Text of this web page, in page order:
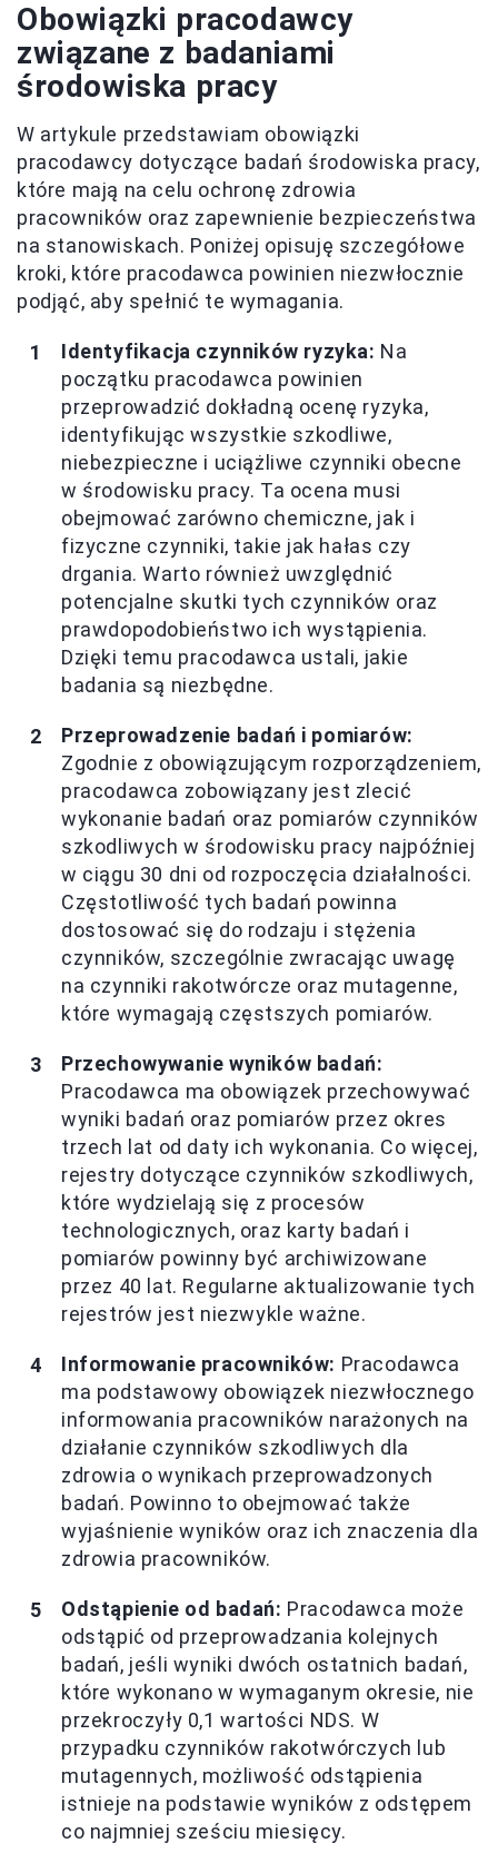
Obowiązki pracodawcy
związane z badaniami
środowiska pracy
W artykule przedstawiam obowiązki
pracodawcy dotyczące badań środowiska pracy,
które mają na celu ochronę zdrowia
pracowników oraz zapewnienie bezpieczeństwa
na stanowiskach. Poniżej opisuję szczegółowe
kroki, które pracodawca powinien niezwłocznie
podjąć, aby spełnić te wymagania.
Identyfikacja czynników ryzyka: Na
początku pracodawca powinien
przeprowadzić dokładną ocenę ryzyka,
identyfikując wszystkie szkodliwe,
niebezpieczne i uciążliwe czynniki obecne
w środowisku pracy. Ta ocena musi
obejmować zarówno chemiczne, jak i
fizyczne czynniki, takie jak hałas czy
drgania. Warto również uwzględnić
potencjalne skutki tych czynników oraz
prawdopodobieństwo ich wystąpienia.
Dzięki temu pracodawca ustali, jakie
badania są niezbędne.
Przeprowadzenie badań i pomiarów:
Zgodnie z obowiązującym rozporządzeniem,
pracodawca zobowiązany jest zlecić
wykonanie badań oraz pomiarów czynników
szkodliwych w środowisku pracy najpóźniej
w ciągu 30 dni od rozpoczęcia działalności.
Częstotliwość tych badań powinna
dostosować się do rodzaju i stężenia
czynników, szczególnie zwracając uwagę
na czynniki rakotwórcze oraz mutagenne,
które wymagają częstszych pomiarów.
Przechowywanie wyników badań:
Pracodawca ma obowiązek przechowywać
wyniki badań oraz pomiarów przez okres
trzech lat od daty ich wykonania. Co więcej,
rejestry dotyczące czynników szkodliwych,
które wydzielają się z procesów
technologicznych, oraz karty badań i
pomiarów powinny być archiwizowane
przez 40 lat. Regularne aktualizowanie tych
rejestrów jest niezwykle ważne.
Informowanie pracowników: Pracodawca
ma podstawowy obowiązek niezwłocznego
informowania pracowników narażonych na
działanie czynników szkodliwych dla
zdrowia o wynikach przeprowadzonych
badań. Powinno to obejmować także
wyjaśnienie wyników oraz ich znaczenia dla
zdrowia pracowników.
Odstąpienie od badań: Pracodawca może
odstąpić od przeprowadzania kolejnych
badań, jeśli wyniki dwóch ostatnich badań,
które wykonano w wymaganym okresie, nie
przekroczyły 0,1 wartości NDS. W
przypadku czynników rakotwórczych lub
mutagennych, możliwość odstąpienia
istnieje na podstawie wyników z odstępem
co najmniej sześciu miesięcy.